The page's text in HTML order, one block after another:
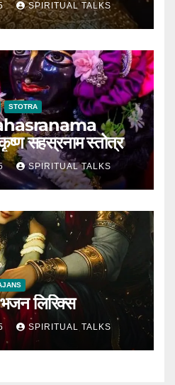
SPIRITUAL TALKS
STOTRA
सहस्रनाम स्तोत्र
SPIRITUAL TALKS
भजन लिरिक्स
SPIRITUAL TALKS